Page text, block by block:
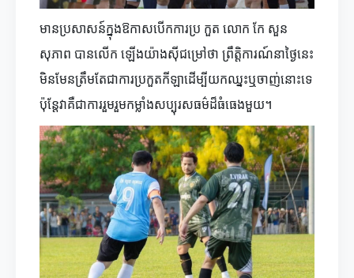
មានប្រសាសន៍ក្នុងឱកាសបើកការប្រ កួត លោក កែ សួន
សុភាព បានលើក ឡើងយ៉ាងស៊ីជម្រៅថា ព្រឹត្តិការណ៍នាថ្ងៃនេះ
មិនមែនត្រឹមតែជាការប្រកួតកីឡាដើម្បីយកឈ្នះឬចាញ់នោះទេ
ប៉ុន្តែវាគឺជាការរួមរួមកម្លាំងសប្បុរសធម៌ដ៏ធំធេងមួយ។